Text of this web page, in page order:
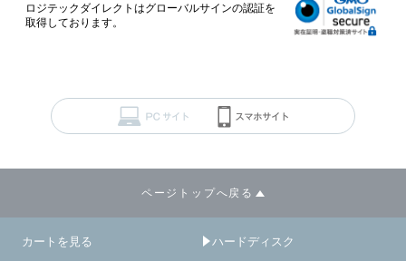
ロジテックダイレクトはグローバルサインの認証を
取得しております。
ページトップへ戻る
カートを見る ハードディスク